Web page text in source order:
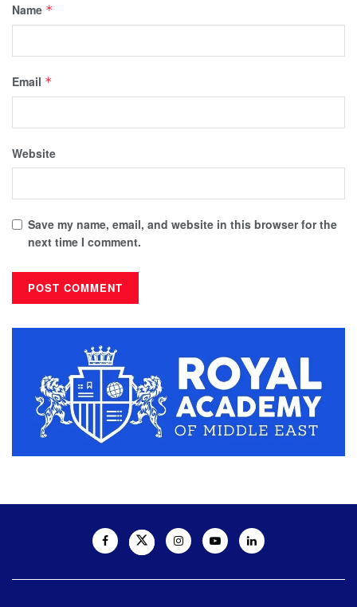
Name *
Email *
Website
Save my name, email, and website in this browser for the
next time I comment.